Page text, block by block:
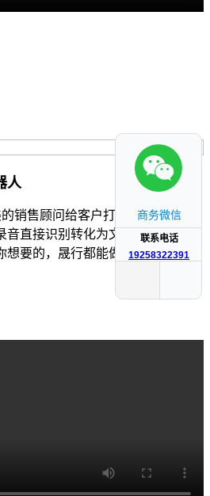
人
销售顾问给客户打电话是不是成
直接识别转化为文本，客户关注
想要的，晟行都能做到！
商务微信
联系电话
19258322391